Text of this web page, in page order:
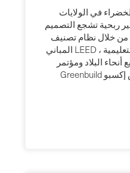
في الولايات
ربحية تشجع التصميم
من خلال نظام تصنيف
المباني LEED ، إلى جانب العروض التعليمية
البلاد ومؤتمر